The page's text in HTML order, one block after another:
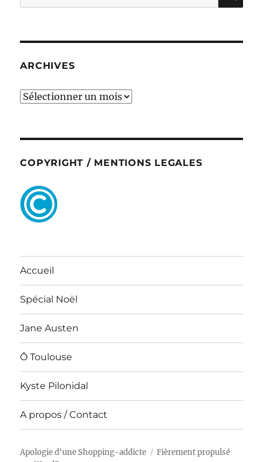
pour :
ARCHIVES
ARCHIVES
COPYRIGHT / MENTIONS LEGALES
Accueil
Spécial Noël
Jane Austen
Ô Toulouse
Kyste Pilonidal
A propos / Contact
Apologie d'une Shopping-addicte
Fièrement propulsé